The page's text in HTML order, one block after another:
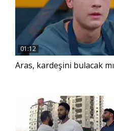
01:12
Aras, kardeşini bulacak mı